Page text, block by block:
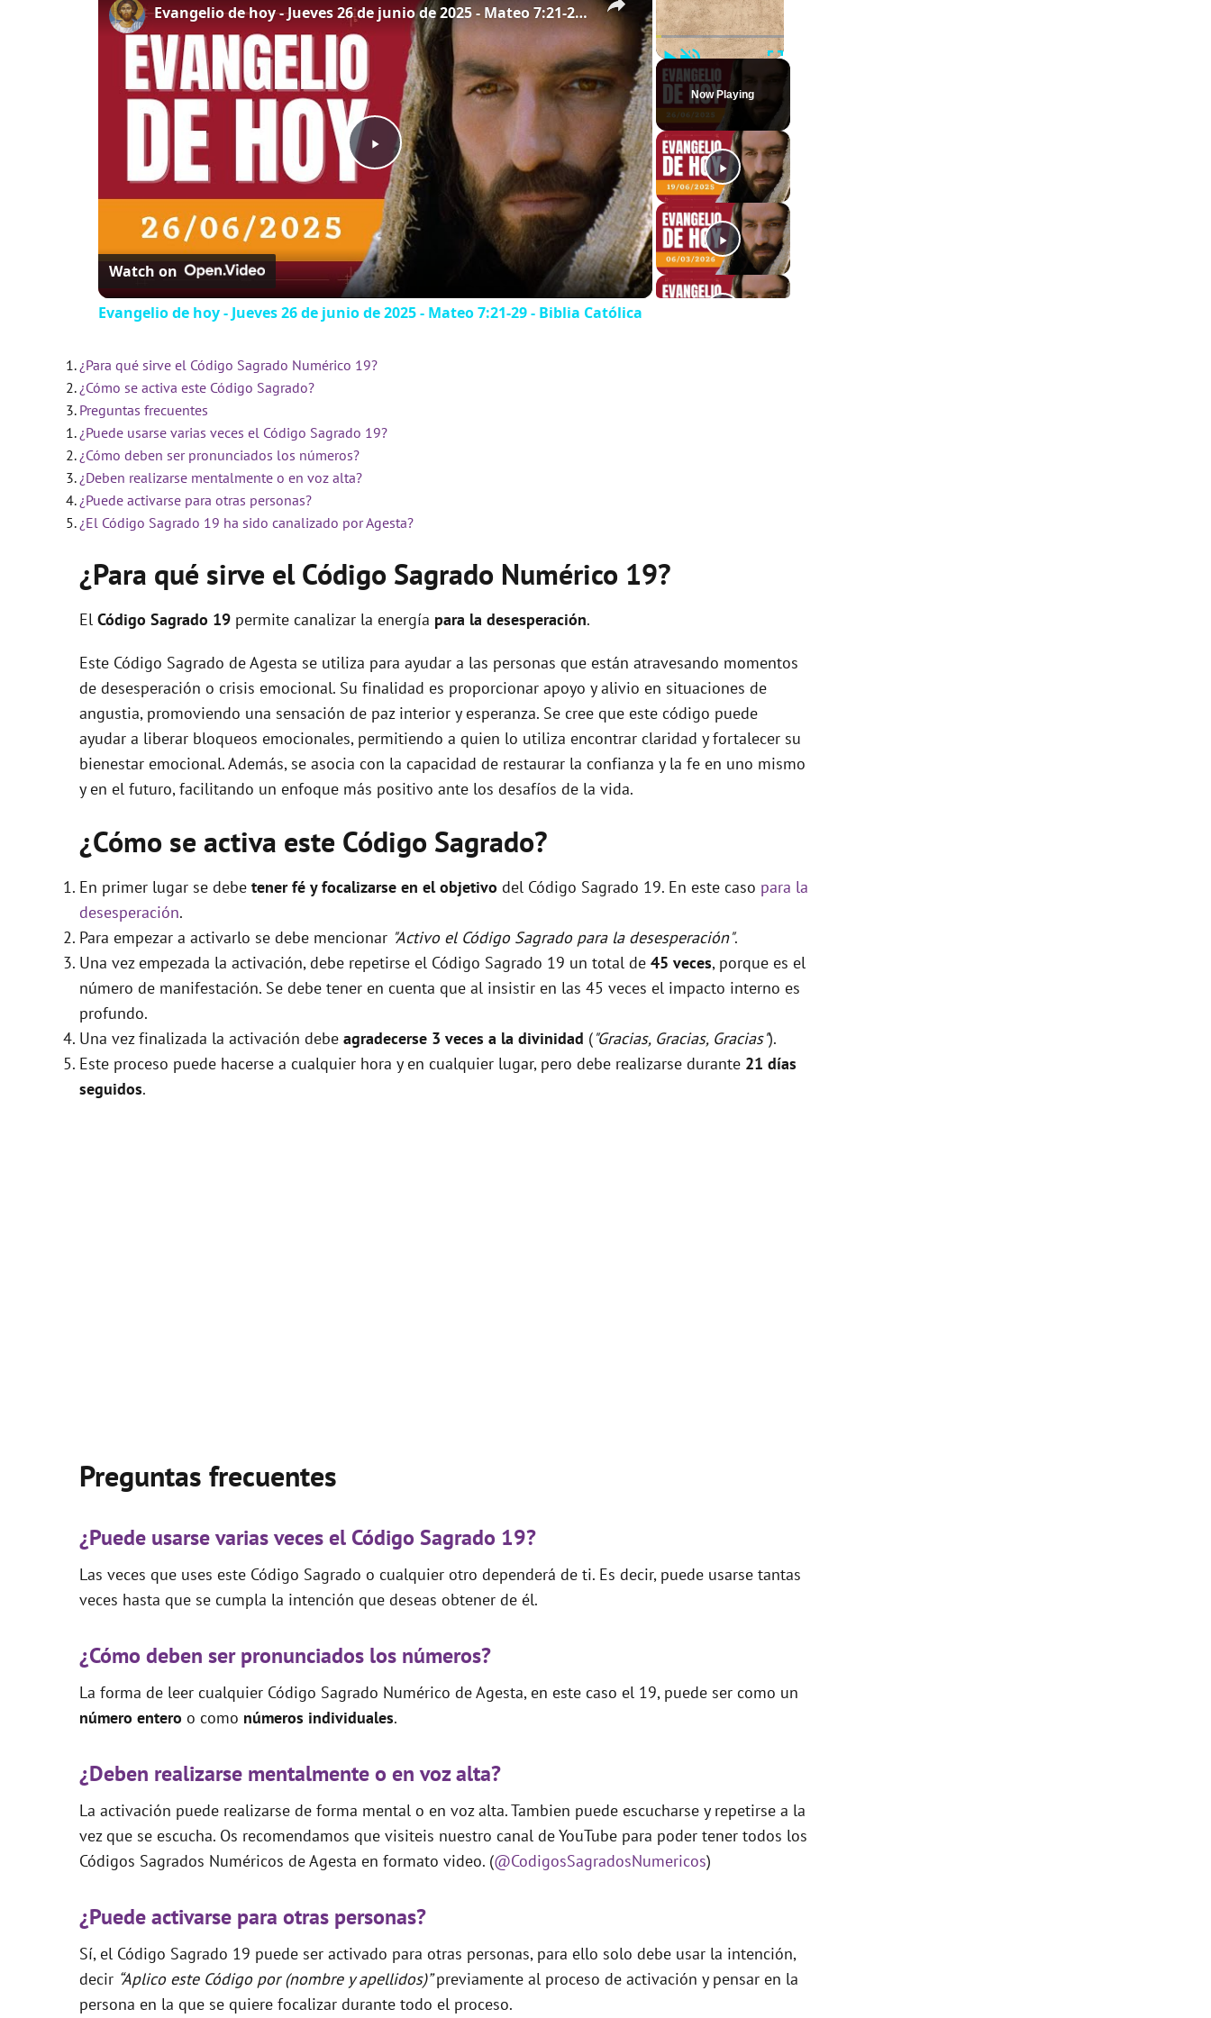
PlayUnmute Fullscreen
Now Playing
P
a
i
Evangelio de hoy - Jueves 26 de junio de 2025 - Mateo 7:21-29 - Biblia Católica
Watch on
Evangelio de hoy - Jueves 26 de junio de 2025 - Mateo 7:21-29 - Biblia Católica
¿Para qué sirve el Código Sagrado Numérico 19?
¿Cómo se activa este Código Sagrado?
Preguntas frecuentes
¿Puede usarse varias veces el Código Sagrado 19?
¿Cómo deben ser pronunciados los números?
¿Deben realizarse mentalmente o en voz alta?
¿Puede activarse para otras personas?
¿El Código Sagrado 19 ha sido canalizado por Agesta?
¿Para qué sirve el Código Sagrado Numérico 19?
El Código Sagrado 19 permite canalizar la energía para la desesperación.
Este Código Sagrado de Agesta se utiliza para ayudar a las personas que están atravesando momentos
de desesperación o crisis emocional. Su finalidad es proporcionar apoyo y alivio en situaciones de
angustia, promoviendo una sensación de paz interior y esperanza. Se cree que este código puede
ayudar a liberar bloqueos emocionales, permitiendo a quien lo utiliza encontrar claridad y fortalecer su
bienestar emocional. Además, se asocia con la capacidad de restaurar la confianza y la fe en uno mismo
y en el futuro, facilitando un enfoque más positivo ante los desafíos de la vida.
¿Cómo se activa este Código Sagrado?
En primer lugar se debe tener fé y focalizarse en el objetivo del Código Sagrado 19. En este caso para la
desesperación.
Para empezar a activarlo se debe mencionar "Activo el Código Sagrado para la desesperación".
Una vez empezada la activación, debe repetirse el Código Sagrado 19 un total de 45 veces, porque es el
número de manifestación. Se debe tener en cuenta que al insistir en las 45 veces el impacto interno es
profundo.
Una vez finalizada la activación debe agradecerse 3 veces a la divinidad ("Gracias, Gracias, Gracias").
Este proceso puede hacerse a cualquier hora y en cualquier lugar, pero debe realizarse durante 21 días
seguidos.
Preguntas frecuentes
¿Puede usarse varias veces el Código Sagrado 19?
Las veces que uses este Código Sagrado o cualquier otro dependerá de ti. Es decir, puede usarse tantas
veces hasta que se cumpla la intención que deseas obtener de él.
¿Cómo deben ser pronunciados los números?
La forma de leer cualquier Código Sagrado Numérico de Agesta, en este caso el 19, puede ser como un
número entero o como números individuales.
¿Deben realizarse mentalmente o en voz alta?
La activación puede realizarse de forma mental o en voz alta. Tambien puede escucharse y repetirse a la
vez que se escucha. Os recomendamos que visiteis nuestro canal de YouTube para poder tener todos los
Códigos Sagrados Numéricos de Agesta en formato video. (@CodigosSagradosNumericos)
¿Puede activarse para otras personas?
Sí, el Código Sagrado 19 puede ser activado para otras personas, para ello solo debe usar la intención,
decir “Aplico este Código por (nombre y apellidos)”previamente al proceso de activación y pensar en la
persona en la que se quiere focalizar durante todo el proceso.